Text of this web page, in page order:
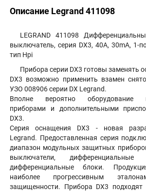
Описание Legrand 411098
LEGRAND 411098
выключатель, серия DX3, 40A, 30mA, 1-
тип Hpi
Прибора серии DX3 готовы заменять
DX3 возможно применить взамен
УЗО 008906 серии DX Legrand.
Вполне вероятно оборудование
приборами и дополнительными
DX3.
Серия оснащения DX3 - новая
Legrand. Предоставленная серия
диапазон модульных защитных
выключатели,
дифференциальные блоки.
наиболее прогрессивным
защищенности. Прибора DX3